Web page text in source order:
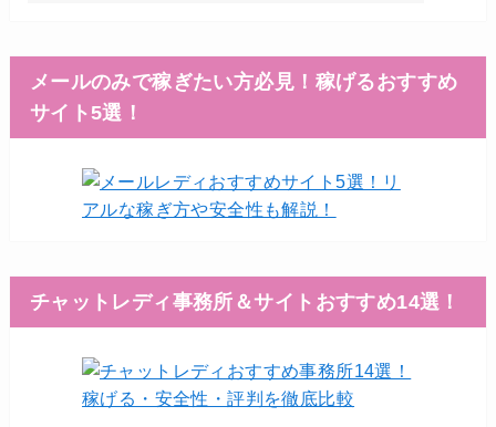
メールのみで稼ぎたい方必見！稼げるおすすめ
サイト5選！
チャットレディ事務所＆サイトおすすめ14選！